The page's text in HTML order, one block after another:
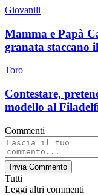
Giovanili
Mamma e Papà
granata staccano
Toro
Contestare,
modello al
Commenti
Invia Commento
Tutti
Leggi altri commenti